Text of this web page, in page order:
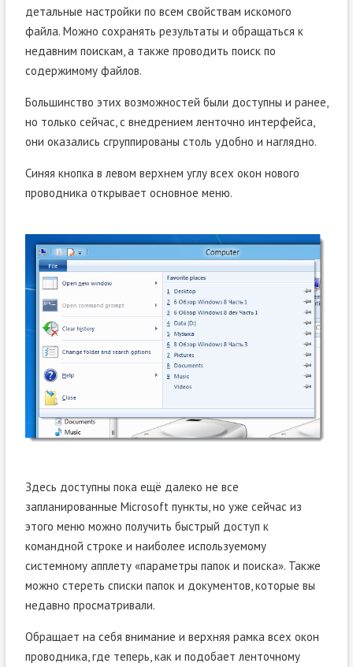
детальные настройки по всем свойствам искомого
файла. Можно сохранять результаты и обращаться к
недавним поискам, а также проводить поиск по
содержимому файлов.
Большинство этих возможностей были доступны и ранее,
но только сейчас, с внедрением ленточно интерфейса,
они оказались сгруппированы столь удобно и наглядно.
Синяя кнопка в левом верхнем углу всех окон нового
проводника открывает основное меню.
Здесь доступны пока ещё далеко не все
запланированные Microsoft пункты, но уже сейчас из
этого меню можно получить быстрый доступ к
командной строке и наиболее используемому
системному апплету «параметры папок и поиска». Также
можно стереть списки папок и документов, которые вы
недавно просматривали.
Обращает на себя внимание и верхняя рамка всех окон
проводника, где теперь, как и подобает ленточному